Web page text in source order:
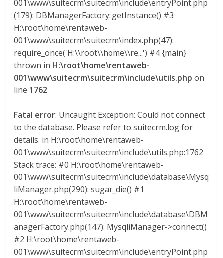
v
a
001\www\suitecrm\suitecrm\include\entryPoint.php
(179): DBManagerFactory::getInstance() #3
H:\root\home\rentaweb-
001\www\suitecrm\suitecrm\index.php(47):
require_once('H:\\root\\home\\re...') #4 {main}
thrown in H:\root\home\rentaweb-
001\www\suitecrm\suitecrm\include\utils.php on
line 1762
Fatal error: Uncaught Exception: Could not connect
to the database. Please refer to suitecrm.log for
details. in H:\root\home\rentaweb-
001\www\suitecrm\suitecrm\include\utils.php:1762
Stack trace: #0 H:\root\home\rentaweb-
001\www\suitecrm\suitecrm\include\database\Mysq
liManager.php(290): sugar_die() #1
H:\root\home\rentaweb-
001\www\suitecrm\suitecrm\include\database\DBM
anagerFactory.php(147): MysqliManager->connect()
#2 H:\root\home\rentaweb-
001\www\suitecrm\suitecrm\include\entryPoint.php